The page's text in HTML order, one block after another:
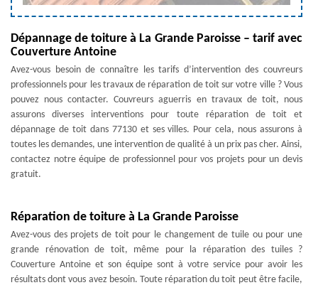
Dépannage de toiture à La Grande Paroisse – tarif avec
Couverture Antoine
Avez-vous besoin de connaître les tarifs d’intervention des couvreurs
professionnels pour les travaux de réparation de toit sur votre ville ? Vous
pouvez nous contacter. Couvreurs aguerris en travaux de toit, nous
assurons diverses interventions pour toute réparation de toit et
dépannage de toit dans 77130 et ses villes. Pour cela, nous assurons à
toutes les demandes, une intervention de qualité à un prix pas cher. Ainsi,
contactez notre équipe de professionnel pour vos projets pour un devis
gratuit.
Réparation de toiture à La Grande Paroisse
Avez-vous des projets de toit pour le changement de tuile ou pour une
grande rénovation de toit, même pour la réparation des tuiles ?
Couverture Antoine et son équipe sont à votre service pour avoir les
résultats dont vous avez besoin. Toute réparation du toit peut être facile,